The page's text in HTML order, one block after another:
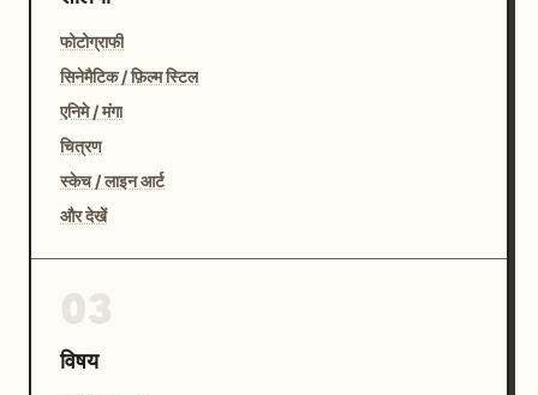
फोटोग्राफी
सिनेमैटिक / फ़िल्म स्टिल
एनिमे / मंगा
चित्रण
स्केच / लाइन आर्ट
और देखें
विषय